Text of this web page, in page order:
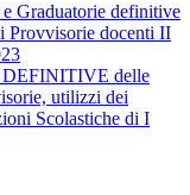
Graduatorie definitive
Provvisorie docenti II
DEFINITIVE delle
utilizzi dei
Scolastiche di I